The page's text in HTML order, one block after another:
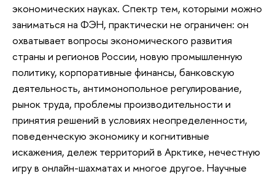
экономических науках. Спектр тем, которыми можно
заниматься на ФЭН, практически не ограничен: он
охватывает вопросы экономического развития
страны и регионов России, новую промышленную
политику, корпоративные финансы, банковскую
деятельность, антимонопольное регулирование,
рынок труда, проблемы производительности и
принятия решений в условиях неопределенности,
поведенческую экономику и когнитивные
искажения, дележ территорий в Арктике, нечестную
игру в онлайн-шахматах и многое другое. Научные